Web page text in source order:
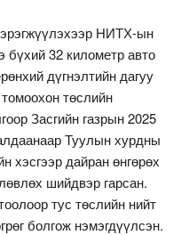
НИТХ-ын
бүхий 32 километр авто
дүгнэлтийн дагуу
төслийн
Засгийн газрын 2025
Туулын хурдны
хэсгээр дайран өнгөрөх
шийдвэр гарсан.
тус төслийн нийт
болгож нэмэгдүүлсэн.